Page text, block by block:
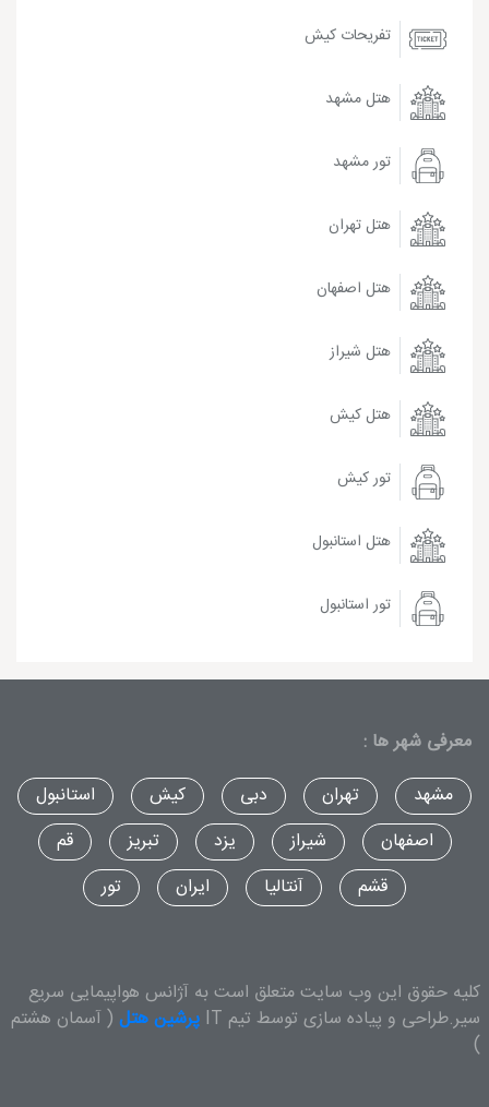
تفریحات کیش
هتل مشهد
تور مشهد
هتل تهران
هتل اصفهان
هتل شیراز
هتل کیش
تور کیش
هتل استانبول
تور استانبول
معرفی شهر ها :
مشهد
تهران دبی کیش
استانبول
اصفهان
شیراز یزد تبریز
قم
قشم
آنتالیا ایران تور
کلیه حقوق این وب سایت متعلق است به آژانس هواپیمایی سریع
سیر.طراحی و پیاده سازی توسط تیم IT
پرشین هتل ( آسمان هشتم
)